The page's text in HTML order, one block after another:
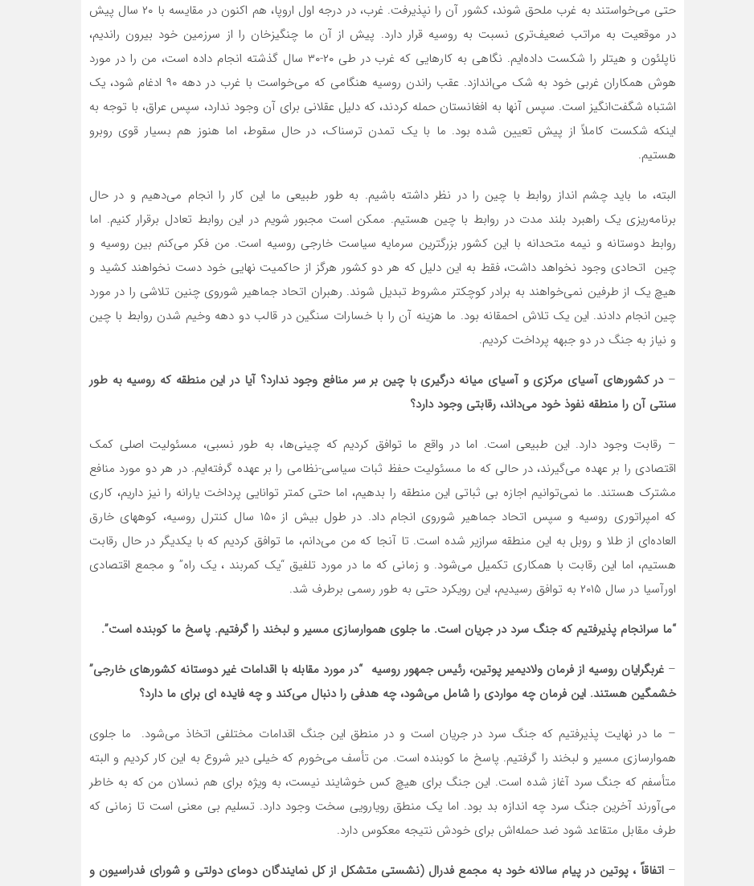
حتی می‌خواستند به غرب ملحق شوند، کشور آن را نپذیرفت. غرب، در درجه اول اروپا، هم اکنون در مقایسه با ۲۰ سال پیش
در موقعیت به مراتب ضعیف‌تری نسبت به روسیه قرار دارد. پیش از آن ما چنگیزخان را از سرزمین خود بیرون راندیم،
ناپلئون و هیتلر را شکست داده‌ایم. نگاهی به کارهایی که غرب در طی ۲۰-۳۰ سال گذشته انجام داده است، من را در مورد
هوش همکاران غربی خود به شک می‌اندازد. عقب راندن روسیه هنگامی که می‌خواست با غرب در دهه ۹۰ ادغام شود، یک
اشتباه شگفت‌انگیز است. سپس آنها به افغانستان حمله کردند، که دلیل عقلانی برای آن وجود ندارد، سپس عراق، با توجه به
اینکه شکست کاملاً از پیش تعیین شده بود. ما با یک تمدن ترسناک، در حال سقوط، اما هنوز هم بسیار قوی روبرو
هستیم.
البته، ما باید چشم انداز روابط با چین را در نظر داشته باشیم. به طور طبیعی ما این کار را انجام می‌دهیم و در حال
برنامه‌ریزی یک راهبرد بلند مدت در روابط با چین هستیم. ممکن است مجبور شویم در این روابط تعادل برقرار کنیم. اما
روابط دوستانه و نیمه متحدانه با این کشور بزرگترین سرمایه سیاست خارجی روسیه است. من فکر می‌کنم بین روسیه و
چین اتحادی وجود نخواهد داشت، فقط به این دلیل که هر دو کشور هرگز از حاکمیت نهایی خود دست نخواهند کشید و
هیچ یک از طرفین نمی‌خواهند به برادر کوچکتر مشروط تبدیل شوند. رهبران اتحاد جماهیر شوروی چنین تلاشی را در مورد
چین انجام دادند. این یک تلاش احمقانه بود. ما هزینه آن را با خسارات سنگین در قالب دو دهه وخیم شدن روابط با چین
و نیاز به جنگ در دو جبهه پرداخت کردیم.
– در کشورهای آسیای مرکزی و آسیای میانه درگیری با چین بر سر منافع وجود ندارد؟ آیا در این منطقه که روسیه به طور
سنتی آن را منطقه نفوذ خود می‌داند، رقابتی وجود دارد؟
– رقابت وجود دارد. این طبیعی است. اما در واقع ما توافق کردیم که چینی‌ها، به طور نسبی، مسئولیت اصلی کمک
اقتصادی را بر عهده می‌گیرند، در حالی که ما مسئولیت حفظ ثبات سیاسی-نظامی را بر عهده گرفته‌ایم. در هر دو مورد منافع
مشترک هستند. ما نمی‌توانیم اجازه بی ثباتی این منطقه را بدهیم، اما حتی کمتر توانایی پرداخت یارانه را نیز داریم، کاری
که امپراتوری روسیه و سپس اتحاد جماهیر شوروی انجام داد. در طول بیش از ۱۵۰ سال کنترل روسیه، کوههای خارق
العاده‌ای از طلا و روبل به این منطقه سرازیر شده است. تا آنجا که من می‌دانم، ما توافق کردیم که با یکدیگر در حال رقابت
هستیم، اما این رقابت با همکاری تکمیل می‌شود. و زمانی که ما در مورد تلفیق “یک کمربند ، یک راه” و مجمع اقتصادی
اورآسیا در سال ۲۰۱۵ به توافق رسیدیم، این رویکرد حتی به طور رسمی برطرف شد.
“ما سرانجام پذیرفتیم که جنگ سرد در جریان است. ما جلوی هموارسازی مسیر و لبخند را گرفتیم. پاسخ ما کوبنده است”.
–غربگرایان روسیه از فرمان ولادیمیر پوتین، رئیس جمهور روسیه “در مورد مقابله با اقدامات غیر دوستانه کشورهای خارجی”
خشمگین هستند. این فرمان چه مواردی را شامل می‌شود، چه هدفی را دنبال می‌کند و چه فایده ای برای ما دارد؟
– ما در نهایت پذیرفتیم که جنگ سرد در جریان است و در منطق این جنگ اقدامات مختلفی اتخاذ می‌شود. ما جلوی
هموارسازی مسیر و لبخند را گرفتیم. پاسخ ما کوبنده است. من تأسف می‌خورم که خیلی دیر شروع به این کار کردیم و البته
متأسفم که جنگ سرد آغاز شده است. این جنگ برای هیچ کس خوشایند نیست، به ویژه برای هم نسلان من که به خاطر
می‌آورند آخرین جنگ سرد چه اندازه بد بود. اما یک منطق رویارویی سخت وجود دارد. تسلیم بی معنی است تا زمانی که
طرف مقابل متقاعد شود ضد حمله‌اش برای خودش نتیجه معکوس دارد.
– اتفاقاً ، پوتین در پیام سالانه خود به مجمع فدرال (نشستی متشکل از کل نمایندگان دومای دولتی و شورای فدراسیون و